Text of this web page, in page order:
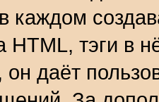
в каждом
HTML, тэги в
он даёт